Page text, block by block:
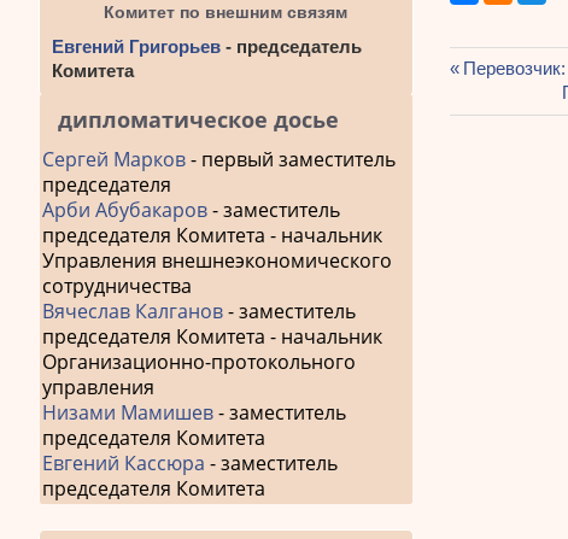
Комитет по внешним связям
Евгений Григорьев - председатель
Комитета
дипломатическое досье
Сергей Марков- первый заместитель
председателя
Арби Абубакаров- заместитель
председателя Комитета - начальник
Управления внешнеэкономического
сотрудничества
Вячеслав Калганов- заместитель
председателя Комитета - начальник
Организационно-протокольного
управления
Низами Мамишев- заместитель
председателя Комитета
Евгений Кассюра - заместитель
председателя Комитета